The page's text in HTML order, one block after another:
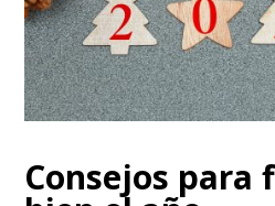
Consejos para